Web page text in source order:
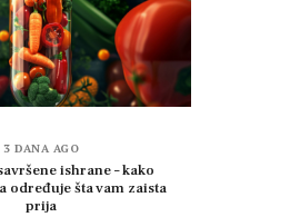
3 DANA AGO
ishrane – kako
određuje šta vam zaista
prija